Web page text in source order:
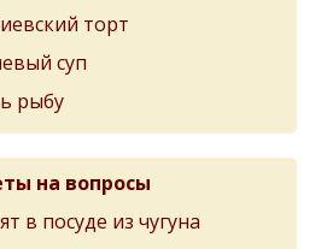
торт
суп
рыбу
на вопросы
в посуде из чугуна